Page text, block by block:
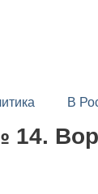
В
14.